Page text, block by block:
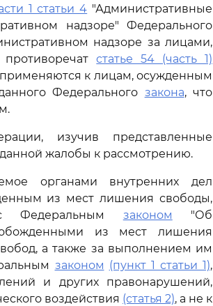
1 статьи 4 "Административные
надзоре" Федерального
надзоре за лицами,
статье 54 (часть 1)
к лицам, осужденным
Федерального закона, что
изучив представленные
жалобы к рассмотрению.
органами внутренних дел
из мест лишения свободы,
с Федеральным законом "Об
из мест лишения
а также за выполнением им
законом (пункт 1 статьи 1),
и других правонарушений,
воздействия (статья 2), а не к